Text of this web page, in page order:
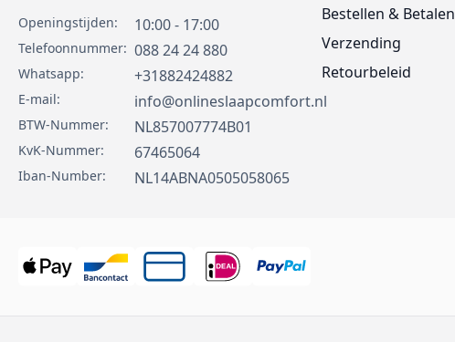
Openingstijden: 10:00 - 17:00
Telefoonnummer: 088 24 24 880
Whatsapp: +31882424882
E-mail: info@onlineslaapcomfort.nl
BTW-Nummer: NL857007774B01
KvK-Nummer: 67465064
Iban-Number: NL14ABNA0505058065
Bestellen & Betalen
Verzending
Retourbeleid